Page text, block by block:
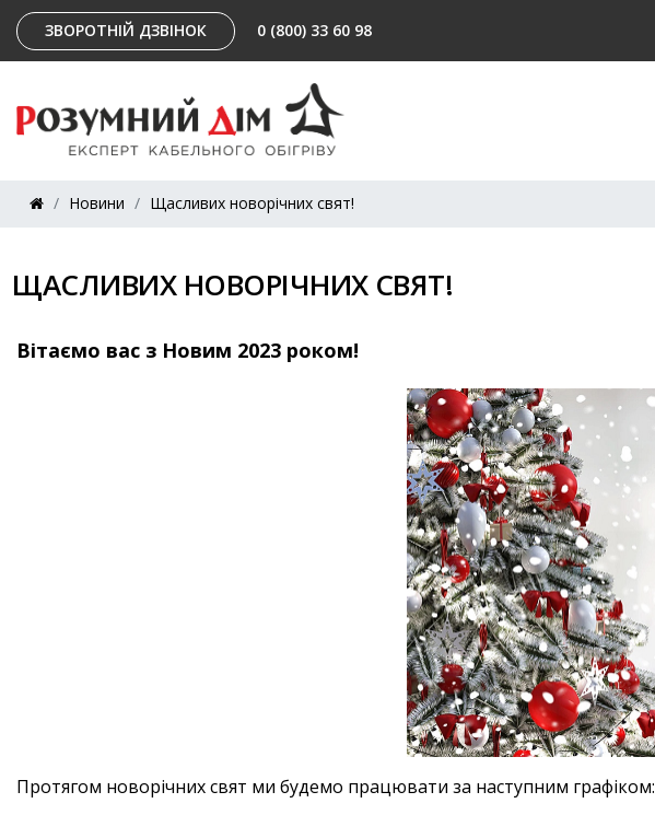
ЗВОРОТНІЙ ДЗВІНОК 0 (800) 33 60 98
Новини Щасливих новорічних свят!
ЩАСЛИВИХ НОВОРІЧНИХ СВЯТ!
Вітаємо вас з Новим 2023 роком!
Протягом новорічних свят ми будемо працювати за наступним графіком: